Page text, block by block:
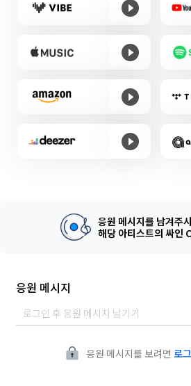
응원 메시지를 남겨주
해당 아티스트의 싸인
응원 메시지
응원 메시지를 보려면 로